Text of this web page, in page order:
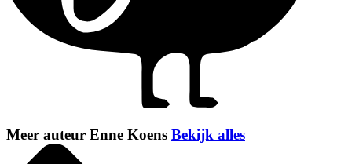
Meer auteur Enne Koens Bekijk alles